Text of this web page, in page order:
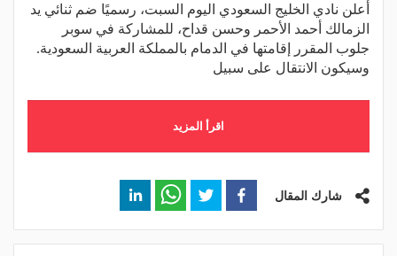
أعلن نادي الخليج السعودي اليوم السبت، رسميًا ضم ثنائي يد
الزمالك أحمد الأحمر وحسن قداح، للمشاركة في سوبر
جلوب المقرر إقامتها في الدمام بالمملكة العربية السعودية.
وسيكون الانتقال على سبيل
اقرأ المزيد
شارك المقال